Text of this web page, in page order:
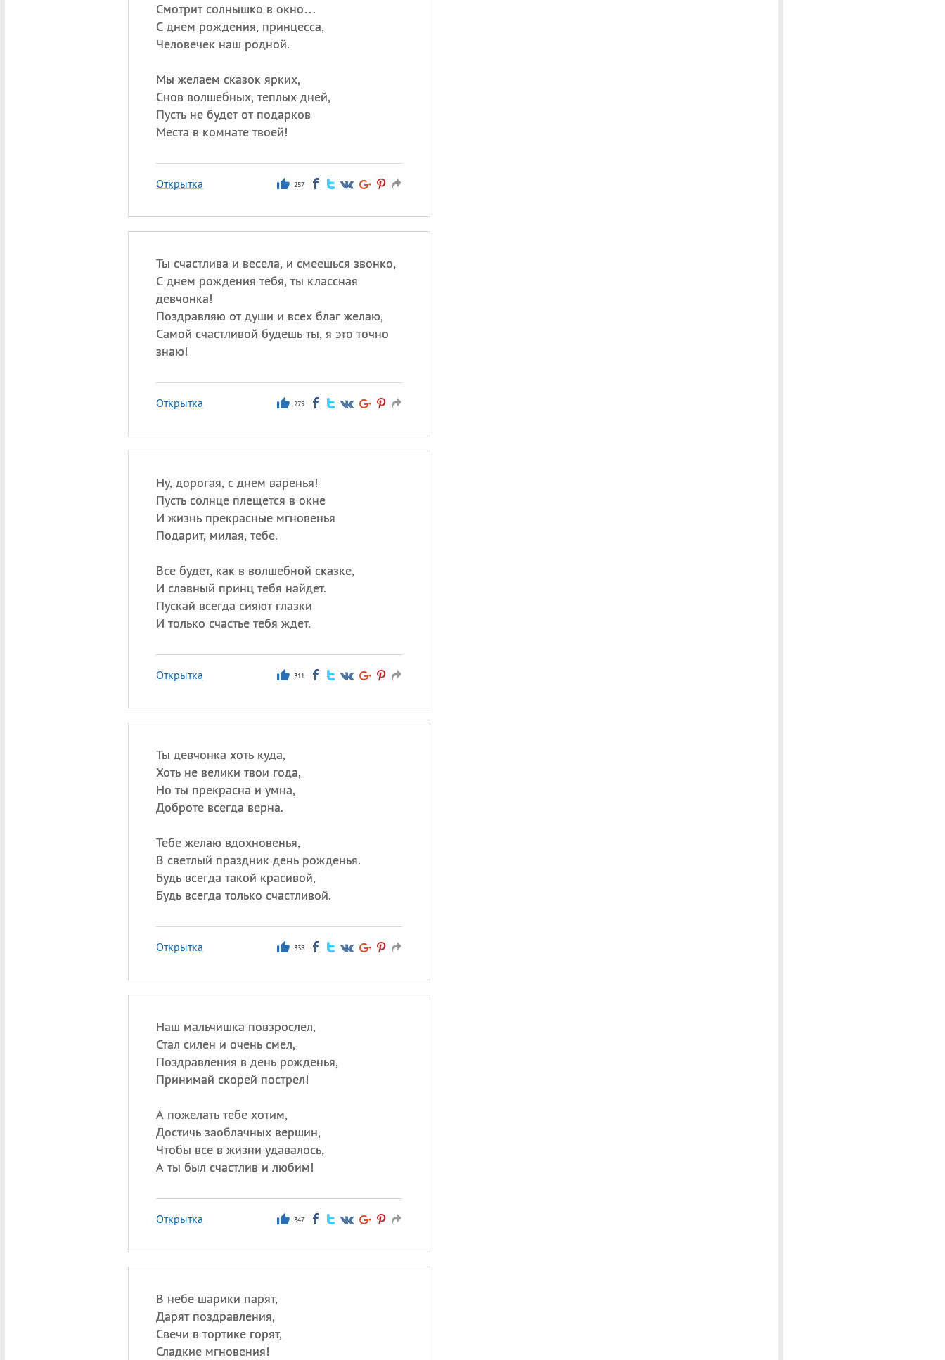
Смотрит солнышко в окно…
С днем рождения, принцесса,
Человечек наш родной.
Мы желаем сказок ярких,
Снов волшебных, теплых дней,
Пусть не будет от подарков
Места в комнате твоей!
Открытка 257
Ты счастлива и весела, и смеешься звонко,
С днем рождения тебя, ты классная
девчонка!
Поздравляю от души и всех благ желаю,
Самой счастливой будешь ты, я это точно
знаю!
Открытка 279
Ну, дорогая, с днем варенья!
Пусть солнце плещется в окне
И жизнь прекрасные мгновенья
Подарит, милая, тебе.
Все будет, как в волшебной сказке,
И славный принц тебя найдет.
Пускай всегда сияют глазки
И только счастье тебя ждет.
Открытка 311
Ты девчонка хоть куда,
Хоть не велики твои года,
Но ты прекрасна и умна,
Доброте всегда верна.
Тебе желаю вдохновенья,
В светлый праздник день рожденья.
Будь всегда такой красивой,
Будь всегда только счастливой.
Открытка 338
Наш мальчишка повзрослел,
Стал силен и очень смел,
Поздравления в день рожденья,
Принимай скорей пострел!
А пожелать тебе хотим,
Достичь заоблачных вершин,
Чтобы все в жизни удавалось,
А ты был счастлив и любим!
Открытка 347
В небе шарики парят,
Дарят поздравления,
Свечи в тортике горят,
Сладкие мгновения!